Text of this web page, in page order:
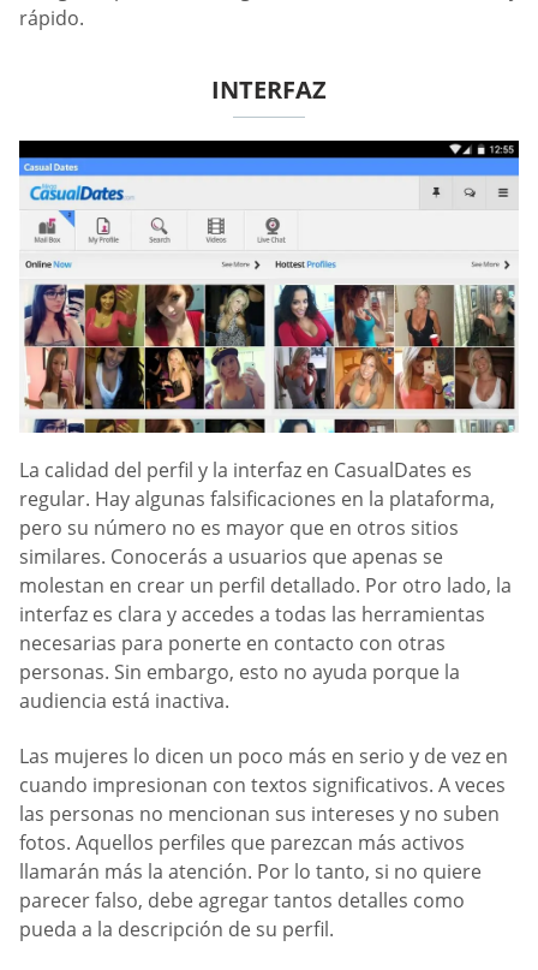
rápido.
INTERFAZ
La calidad del perfil y la interfaz en СasualDates es
regular. Hay algunas falsificaciones en la plataforma,
pero su número no es mayor que en otros sitios
similares. Conocerás a usuarios que apenas se
molestan en crear un perfil detallado. Por otro lado, la
interfaz es clara y accedes a todas las herramientas
necesarias para ponerte en contacto con otras
personas. Sin embargo, esto no ayuda porque la
audiencia está inactiva.
Las mujeres lo dicen un poco más en serio y de vez en
cuando impresionan con textos significativos. A veces
las personas no mencionan sus intereses y no suben
fotos. Aquellos perfiles que parezcan más activos
llamarán más la atención. Por lo tanto, si no quiere
parecer falso, debe agregar tantos detalles como
pueda a la descripción de su perfil.